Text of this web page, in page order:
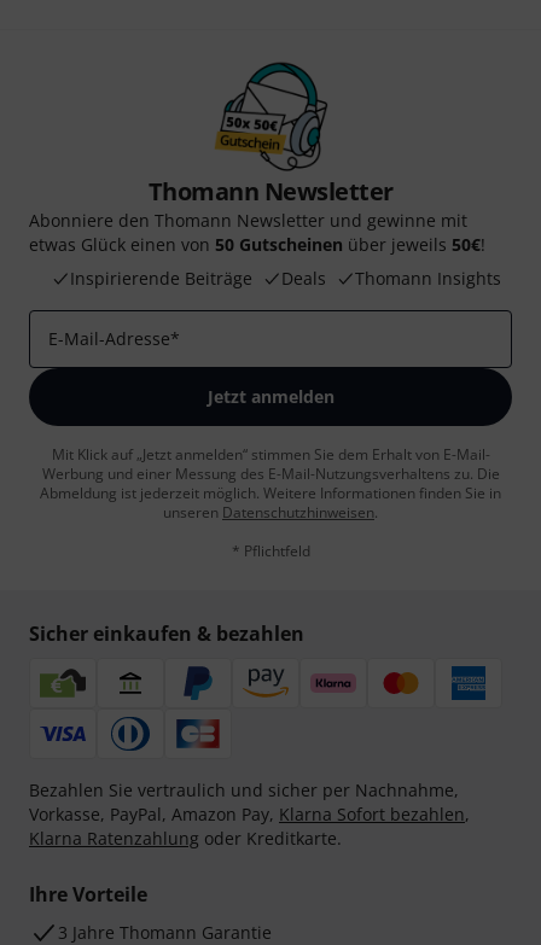
Thomann Newsletter
Abonniere den Thomann Newsletter und gewinne mit
etwas Glück einen von 50 Gutscheinen über jeweils 50€!
Inspirierende Beiträge
Deals Thomann Insights
E-Mail-Adresse*
Jetzt anmelden
Mit Klick auf „Jetzt anmelden“ stimmen Sie dem Erhalt von E-Mail-
Werbung und einer Messung des E-Mail-Nutzungsverhaltens zu. Die
Abmeldung ist jederzeit möglich. Weitere Informationen finden Sie in
unseren Datenschutzhinweisen.
* Pflichtfeld
Sicher einkaufen & bezahlen
Bezahlen Sie vertraulich und sicher per Nachnahme,
Vorkasse, PayPal, Amazon Pay, Klarna Sofort bezahlen,
Klarna Ratenzahlung oder Kreditkarte.
Ihre Vorteile
3 Jahre Thomann Garantie